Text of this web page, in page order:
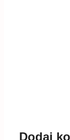
Dodaj